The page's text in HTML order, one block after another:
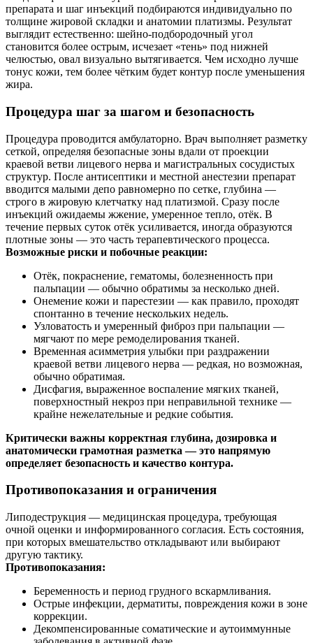
препарата и шаг инъекций подбираются индивидуально по
толщине жировой складки и анатомии платизмы. Результат
выглядит естественно: шейно‑подбородочный угол
становится более острым, исчезает «тень» под нижней
челюстью, овал визуально вытягивается. Чем исходно лучше
тонус кожи, тем более чётким будет контур после уменьшения
жира.
Процедура шаг за шагом и безопасность
Процедура проводится амбулаторно. Врач выполняет разметку
сеткой, определяя безопасные зоны вдали от проекции
краевой ветви лицевого нерва и магистральных сосудистых
структур. После антисептики и местной анестезии препарат
вводится малыми депо равномерно по сетке, глубина —
строго в жировую клетчатку над платизмой. Сразу после
инъекций ожидаемы жжение, умеренное тепло, отёк. В
течение первых суток отёк усиливается, иногда образуются
плотные зоны — это часть терапевтического процесса.
Возможные риски и побочные реакции:
Отёк, покраснение, гематомы, болезненность при
пальпации — обычно обратимы за несколько дней.
Онемение кожи и парестезии — как правило, проходят
спонтанно в течение нескольких недель.
Узловатость и умеренный фиброз при пальпации —
мягчают по мере ремоделирования тканей.
Временная асимметрия улыбки при раздражении
краевой ветви лицевого нерва — редкая, но возможная,
обычно обратимая.
Дисфагия, выраженное воспаление мягких тканей,
поверхностный некроз при неправильной технике —
крайне нежелательные и редкие события.
Критически важны корректная глубина, дозировка и
анатомически грамотная разметка — это напрямую
определяет безопасность и качество контура.
Противопоказания и ограничения
Липодеструкция — медицинская процедура, требующая
очной оценки и информированного согласия. Есть состояния,
при которых вмешательство откладывают или выбирают
другую тактику.
Противопоказания:
Беременность и период грудного вскармливания.
Острые инфекции, дерматиты, повреждения кожи в зоне
коррекции.
Декомпенсированные соматические и аутоиммунные